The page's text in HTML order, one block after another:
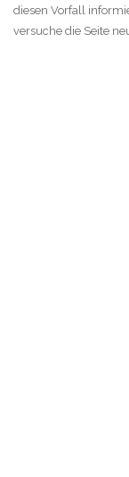
diesen Vorfall
versuche die Seite